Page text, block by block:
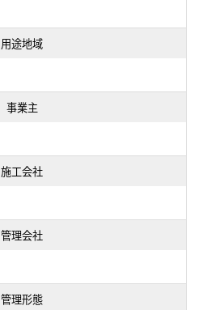
用途地域
事業主
施工会社
管理会社
管理形態